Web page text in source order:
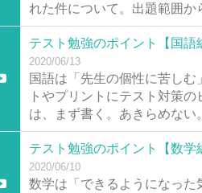
れた件について。出題範囲か
テスト勉強のポイント【国語
2020/06/13
国語は「先生の個性に苦し
トやプリントにテスト対策
は、まず書く。あきらめない
テスト勉強のポイント【数学
2020/06/10
数学は「できるようになった